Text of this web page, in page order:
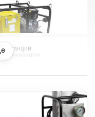
гидростанции